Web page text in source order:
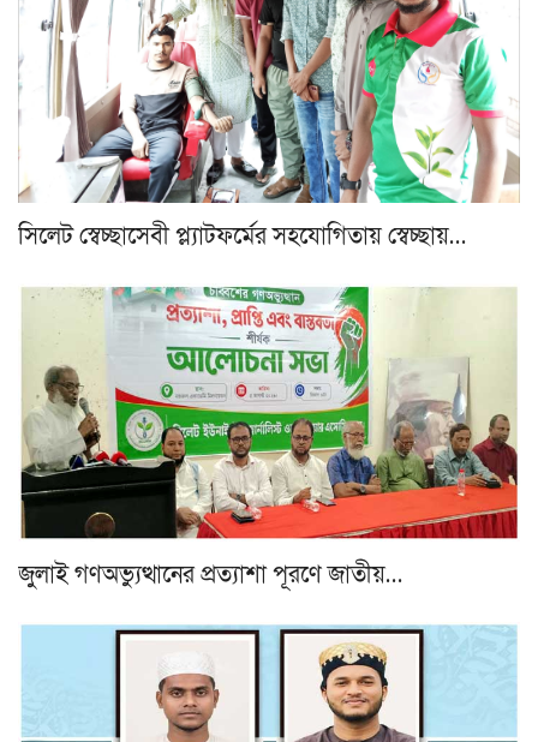
সিলেট স্বেচ্ছাসেবী প্ল্যাটফর্মের সহযোগিতায় স্বেচ্ছায়…
জুলাই গণঅভ্যুত্থানের প্রত্যাশা পূরণে জাতীয়…